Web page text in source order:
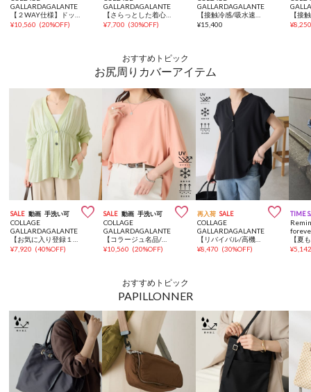
GALLARDAGALANTE
¥10,560 (20%OFF)
GALLARDAGALANTE
¥7,700 (30%OFF)
GALLARDAGALANTE
¥15,400 ¥
おすすめトピック
お尻周りカバーアイテム
SALE 動画 手洗い可 
COLLAGE
GALLARDAGALANTE
¥7,920 (40%OFF)
SALE 動画 手洗い可 
COLLAGE
GALLARDAGALANTE
¥10,560 (20%OFF)
再入荷 SALE 
COLLAGE
GALLARDAGALANTE
【リバイバル/高機能/とろみブラウス】ジャージスキッパーブラウス
¥8,470 (30%OFF)
TIME
¥
おすすめトピック
PAPILLONNER